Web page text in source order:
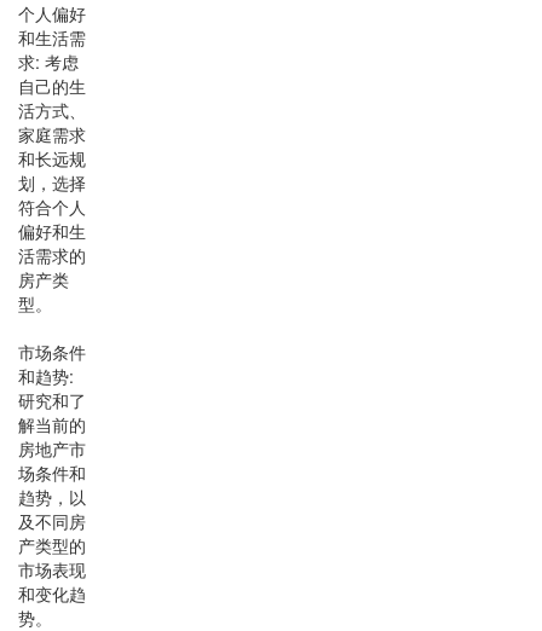
个人偏好
和生活需
求: 考虑
自己的生
活方式、
家庭需求
和长远规
划，选择
符合个人
偏好和生
活需求的
房产类
型。
市场条件
和趋势:
研究和了
解当前的
房地产市
场条件和
趋势，以
及不同房
产类型的
市场表现
和变化趋
势。